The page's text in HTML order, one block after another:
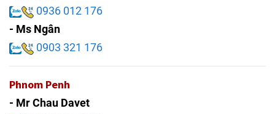
0936 012 176
- Ms Ngân
0903 321 176
Phnom Penh
- Mr Chau Davet